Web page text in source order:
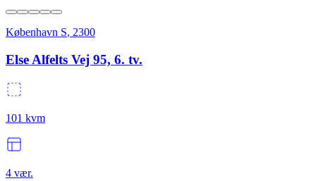
København S, 2300
Else Alfelts Vej 95, 6. tv.
101 kvm
4 vær.